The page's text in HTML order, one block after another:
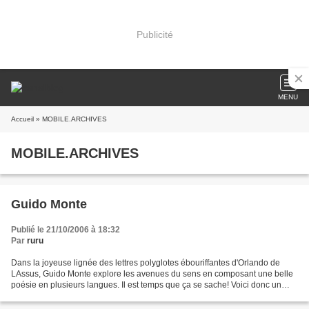
Publicité
MENU
Accueil » MOBILE.ARCHIVES
MOBILE.ARCHIVES
Guido Monte
Publié le 21/10/2006 à 18:32
Par ruru
Dans la joyeuse lignée des lettres polyglotes ébouriffantes d'Orlando de
LAssus, Guido Monte explore les avenues du sens en composant une belle
poésie en plusieurs langues. Il est temps que ça se sache! Voici donc un
--------------------------------...